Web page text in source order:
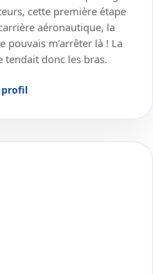
cette première étape
aéronautique, la
pouvais m’arrêter là ! La
donc les bras.
profil